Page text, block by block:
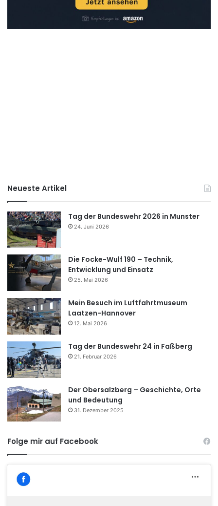
Neueste Artikel
Tag der Bundeswehr 2026 in Munster
24. Juni 2026
Die Focke-Wulf 190 – Technik,
Entwicklung und Einsatz
25. Mai 2026
Mein Besuch im Luftfahrtmuseum
Laatzen-Hannover
12. Mai 2026
Tag der Bundeswehr 24 in Faßberg
21. Februar 2026
Der Obersalzberg – Geschichte, Orte
und Bedeutung
31. Dezember 2025
Folge mir auf Facebook